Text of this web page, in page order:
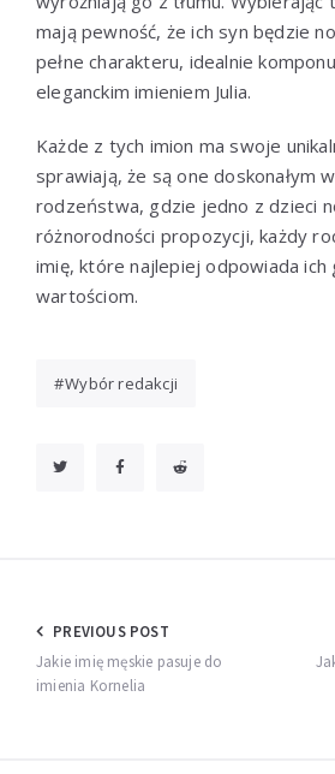
mają pewność, że ich syn będzie
pełne charakteru, idealnie
eleganckim imieniem Julia.
Każde z tych imion ma swoje
sprawiają, że są one doskonałym
rodzeństwa, gdzie jedno z dzieci
różnorodności propozycji, każdy
imię, które najlepiej odpowiada ich
wartościom.
Wybór redakcji
Nawigacja
wpisu
PREVIOUS POST
Jakie imię męskie pasuje do
imienia Kornelia